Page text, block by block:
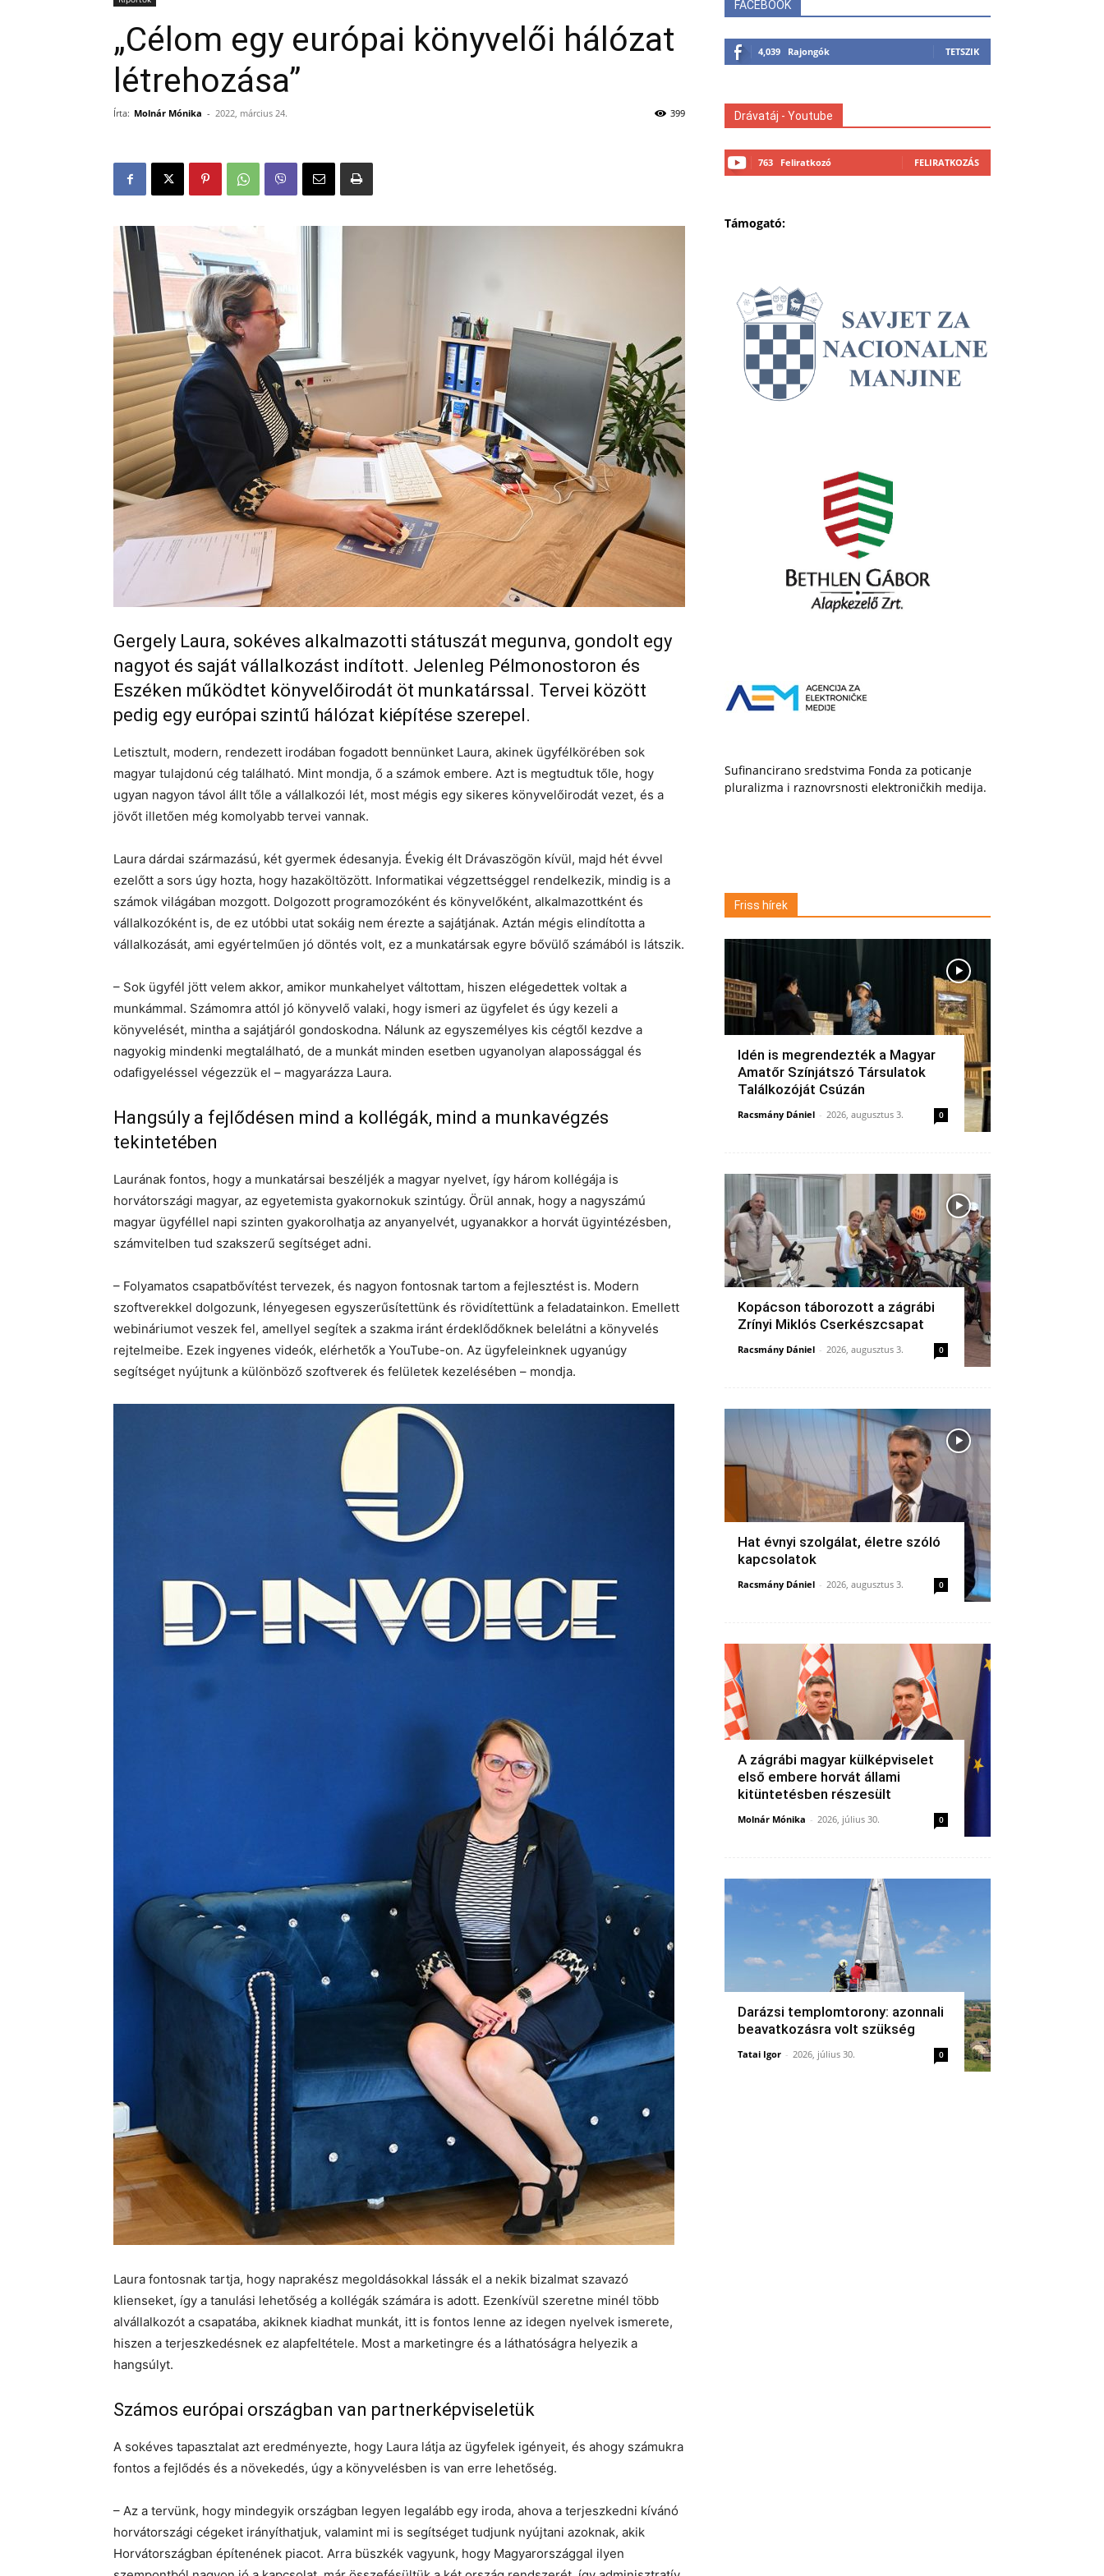
„Célom egy európai könyvelői hálózat
létrehozása”
Írta: Molnár Mónika - 2022, március 24. 399
Gergely Laura, sokéves alkalmazotti státuszát megunva, gondolt egy
nagyot és saját vállalkozást indított. Jelenleg Pélmonostoron és
Eszéken működtet könyvelőirodát öt munkatárssal. Tervei között
pedig egy európai szintű hálózat kiépítése szerepel.
Letisztult, modern, rendezett irodában fogadott bennünket Laura, akinek ügyfélkörében sok
magyar tulajdonú cég található. Mint mondja, ő a számok embere. Azt is megtudtuk tőle, hogy
ugyan nagyon távol állt tőle a vállalkozói lét, most mégis egy sikeres könyvelőirodát vezet, és a
jövőt illetően még komolyabb tervei vannak.
Laura dárdai származású, két gyermek édesanyja. Évekig élt Drávaszögön kívül, majd hét évvel
ezelőtt a sors úgy hozta, hogy hazaköltözött. Informatikai végzettséggel rendelkezik, mindig is a
számok világában mozgott. Dolgozott programozóként és könyvelőként, alkalmazottként és
vállalkozóként is, de ez utóbbi utat sokáig nem érezte a sajátjának. Aztán mégis elindította a
vállalkozását, ami egyértelműen jó döntés volt, ez a munkatársak egyre bővülő számából is látszik.
– Sok ügyfél jött velem akkor, amikor munkahelyet váltottam, hiszen elégedettek voltak a
munkámmal. Számomra attól jó könyvelő valaki, hogy ismeri az ügyfelet és úgy kezeli a
könyvelését, mintha a sajátjáról gondoskodna. Nálunk az egyszemélyes kis cégtől kezdve a
nagyokig mindenki megtalálható, de a munkát minden esetben ugyanolyan alapossággal és
odafigyeléssel végezzük el – magyarázza Laura.
Hangsúly a fejlődésen mind a kollégák, mind a munkavégzés
tekintetében
Laurának fontos, hogy a munkatársai beszéljék a magyar nyelvet, így három kollégája is
horvátországi magyar, az egyetemista gyakornokuk szintúgy. Örül annak, hogy a nagyszámú
magyar ügyféllel napi szinten gyakorolhatja az anyanyelvét, ugyanakkor a horvát ügyintézésben,
számvitelben tud szakszerű segítséget adni.
– Folyamatos csapatbővítést tervezek, és nagyon fontosnak tartom a fejlesztést is. Modern
szoftverekkel dolgozunk, lényegesen egyszerűsítettünk és rövidítettünk a feladatainkon. Emellett
webináriumot veszek fel, amellyel segítek a szakma iránt érdeklődőknek belelátni a könyvelés
rejtelmeibe. Ezek ingyenes videók, elérhetők a YouTube-on. Az ügyfeleinknek ugyanúgy
segítséget nyújtunk a különböző szoftverek és felületek kezelésében – mondja.
Laura fontosnak tartja, hogy naprakész megoldásokkal lássák el a nekik bizalmat szavazó
klienseket, így a tanulási lehetőség a kollégák számára is adott. Ezenkívül szeretne minél több
alvállalkozót a csapatába, akiknek kiadhat munkát, itt is fontos lenne az idegen nyelvek ismerete,
hiszen a terjeszkedésnek ez alapfeltétele. Most a marketingre és a láthatóságra helyezik a
hangsúlyt.
Számos európai országban van partnerképviseletük
A sokéves tapasztalat azt eredményezte, hogy Laura látja az ügyfelek igényeit, és ahogy számukra
fontos a fejlődés és a növekedés, úgy a könyvelésben is van erre lehetőség.
– Az a tervünk, hogy mindegyik országban legyen legalább egy iroda, ahova a terjeszkedni kívánó
horvátországi cégeket irányíthatjuk, valamint mi is segítséget tudjunk nyújtani azoknak, akik
Horvátországban építenének piacot. Arra büszkék vagyunk, hogy Magyarországgal ilyen
FACEBOOK
4,039 Rajongók TETSZIK
Drávatáj - Youtube
763 Feliratkozó FELIRATKOZÁS
Támogató:
Sufinancirano sredstvima Fonda za poticanje
pluralizma i raznovrsnosti elektroničkih medija.
Friss hírek
Idén is megrendezték a Magyar
Amatőr Színjátszó Társulatok
Találkozóját Csúzán
Racsmány Dániel - 2026, augusztus 3. 0
Kopácson táborozott a zágrábi
Zrínyi Miklós Cserkészcsapat
Racsmány Dániel - 2026, augusztus 3. 0
Hat évnyi szolgálat, életre szóló
kapcsolatok
Racsmány Dániel - 2026, augusztus 3. 0
A zágrábi magyar külképviselet
első embere horvát állami
kitüntetésben részesült
Molnár Mónika - 2026, július 30. 0
Darázsi templomtorony: azonnali
beavatkozásra volt szükség
Tatai Igor - 2026, július 30. 0